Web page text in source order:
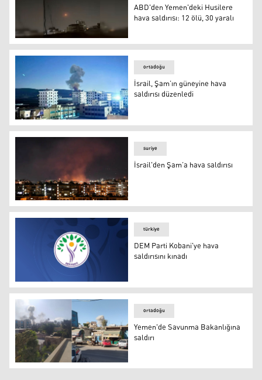
ABD'den Yemen'deki Husilere hava saldırısı: 12 ölü, 30
ABD'den Yemen'deki Husilere
hava saldırısı: 12 ölü, 30 yaralı
İsrail, Şam’ın güneyine hava saldırısı düzenledi
ortadoğu
İsrail, Şam’ın güneyine hava
saldırısı düzenledi
İsrail'den Şam’a hava saldırısı
suriye
İsrail'den Şam’a hava saldırısı
DEM Parti logosu
türkiye
DEM Parti Kobani'ye hava
saldırısını kınadı
Yemen'de Savunma Bakanlığına saldırı
ortadoğu
Yemen'de Savunma Bakanlığına
saldırı